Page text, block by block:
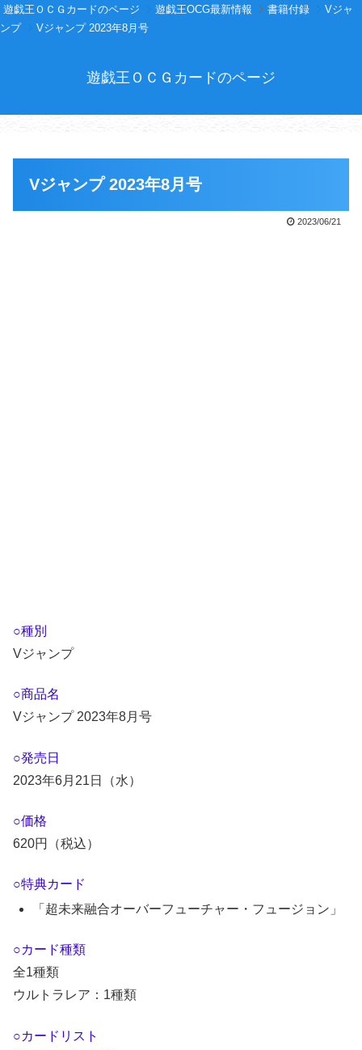
遊戯王ＯＣＧカードのページ 遊戯王OCG最新情報 書籍付録
Vジャ
ンプ
Vジャンプ 2023年8月号
遊戯王ＯＣＧカードのページ
Vジャンプ 2023年8月号
2023/06/21
○種別
Vジャンプ
○商品名
Vジャンプ 2023年8月号
○発売日
2023年6月21日（水）
○価格
620円（税込）
○特典カード
「超未来融合オーバーフューチャー・フュージョン」
○カード種類
全1種類
ウルトラレア：1種類
○カードリスト